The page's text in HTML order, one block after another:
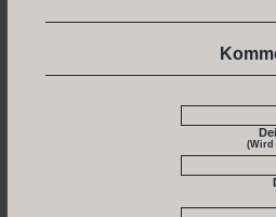
(Wird